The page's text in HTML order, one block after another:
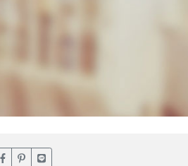
臉書分享(另開新視窗)
噗浪分享(另開新視窗)
Line分享(另開新視窗)